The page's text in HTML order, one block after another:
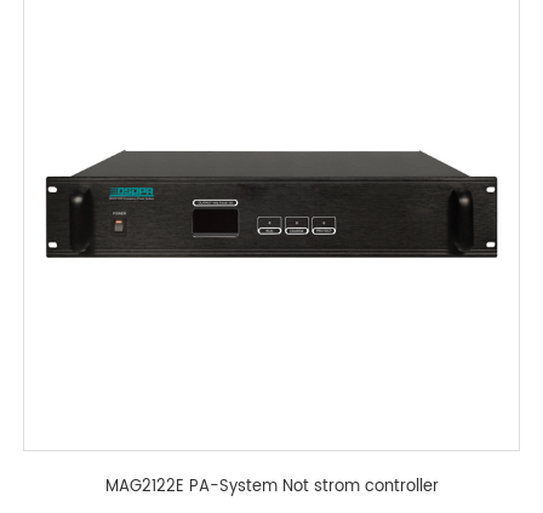
MAG2122E PA-System Not strom controller